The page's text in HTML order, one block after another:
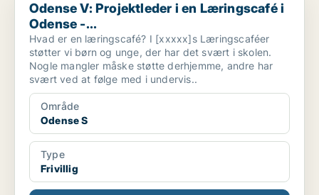
Odense V: Projektleder i en Læringscafé i
Odense -...
Hvad er en læringscafé? I [xxxxx]s Læringscaféer
støtter vi børn og unge, der har det svært i skolen.
Nogle mangler måske støtte derhjemme, andre har
svært ved at følge med i undervis..
Område
Odense S
Type
Frivillig